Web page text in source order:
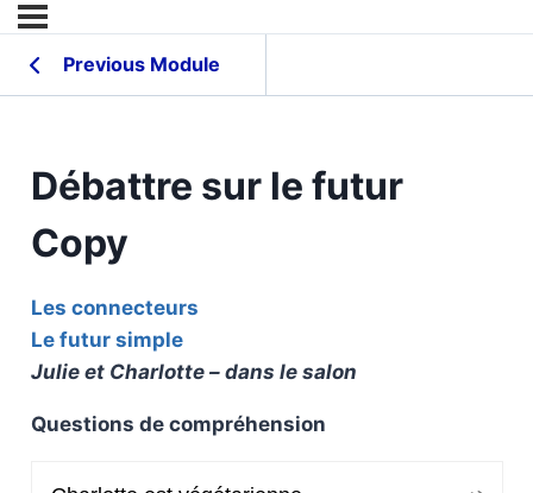
Previous Module
Débattre sur le futur
Copy
Les connecteurs
Le futur simple
Julie et Charlotte – dans le salon
Questions de compréhension